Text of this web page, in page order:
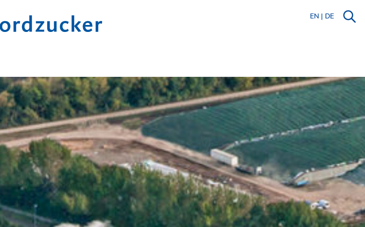
EN | DE